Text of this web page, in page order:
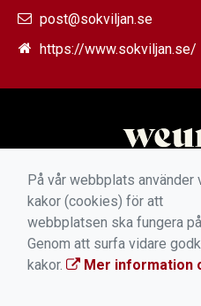
post@sokviljan.se
https://www.sokviljan.se/
På vår webbplats använder
kakor (cookies) för att
webbplatsen ska fungera
Genom att surfa vidare
kakor.
Mer information